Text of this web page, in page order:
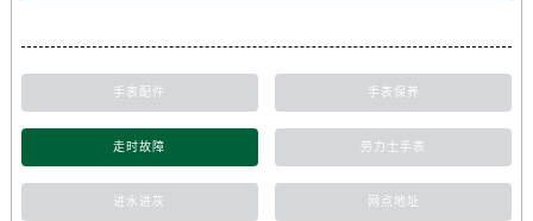
手表配件 手表保养
走时故障 劳力士手表
进水进灰 网点地址